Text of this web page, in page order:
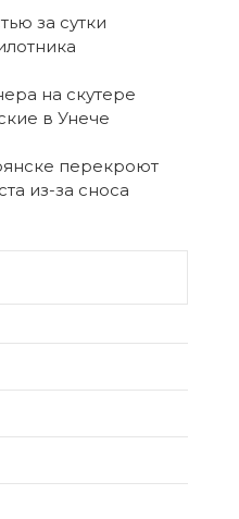
за сутки
на скутере
в Унече
перекроют
из-за сноса